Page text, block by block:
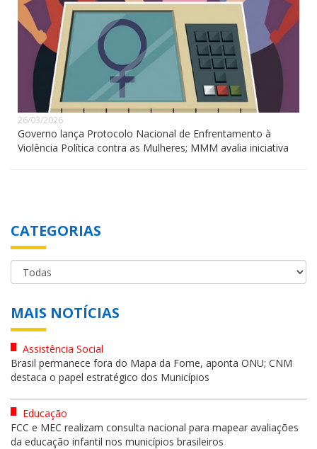
26/03/2026
Governo lança Protocolo Nacional de Enfrentamento à
Violência Política contra as Mulheres; MMM avalia iniciativa
CATEGORIAS
MAIS NOTÍCIAS
Assistência Social
Brasil permanece fora do Mapa da Fome, aponta ONU; CNM
destaca o papel estratégico dos Municípios
Educação
FCC e MEC realizam consulta nacional para mapear avaliações
da educação infantil nos municípios brasileiros